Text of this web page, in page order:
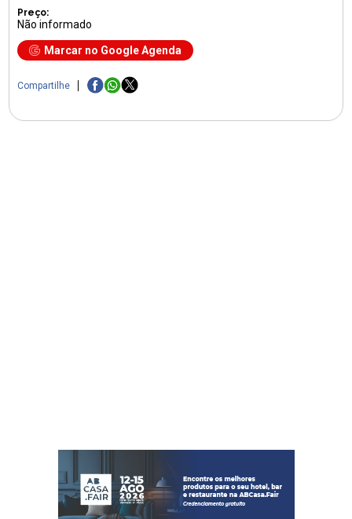
Preço:
Não informado
Marcar no Google Agenda
Compartilhe